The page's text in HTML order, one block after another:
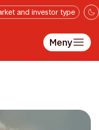
and investor type
Meny